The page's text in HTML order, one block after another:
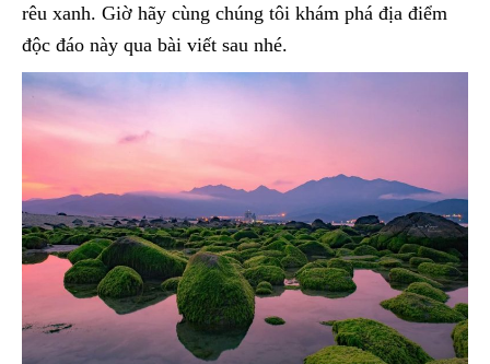
rêu xanh. Giờ hãy cùng chúng tôi khám phá địa điểm
độc đáo này qua bài viết sau nhé.